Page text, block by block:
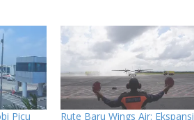
Picu Rute Baru Wings Air: Ekspansi